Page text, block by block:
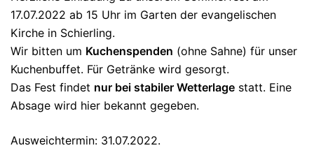
17.07.2022 ab 15 Uhr im Garten der evangelischen
Kirche in Schierling.
Wir bitten um Kuchenspenden (ohne Sahne) für unser
Kuchenbuffet. Für Getränke wird gesorgt.
Das Fest findet nur bei stabiler Wetterlage statt. Eine
Absage wird hier bekannt gegeben.
Ausweichtermin: 31.07.2022.